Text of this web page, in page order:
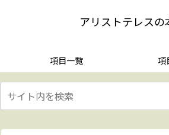
アリストテレスの
項目一覧 項